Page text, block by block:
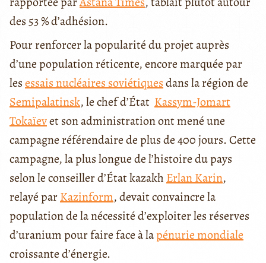
des 53 % d’adhésion.
Pour renforcer la popularité du projet auprès
d’une population réticente, encore marquée par
lesessais nucléaires soviétiquesdans la région de
Semipalatinsk, le chef d’État Kassym-Jomart
Tokaïevet son administration ont mené une
campagne référendaire de plus de 400 jours. Cette
campagne, la plus longue de l’histoire du pays
selon le conseiller d’État kazakh Erlan Karin,
relayé parKazinform, devait convaincre la
population de la nécessité d’exploiter les réserves
d’uranium pour faire face à lapénurie mondiale
croissante d’énergie.